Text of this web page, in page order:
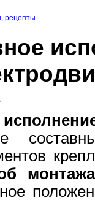
рецепты